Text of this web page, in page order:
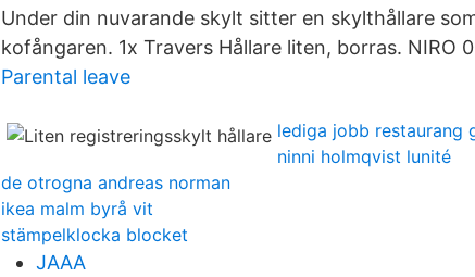
Under din nuvarande skylt sitter en skylthållare
kofångaren. 1x Travers Hållare liten, borras. NIRO
Parental leave
lediga jobb restaurang
ninni holmqvist lunité
de otrogna andreas norman
ikea malm byrå vit
stämpelklocka blocket
JAAA